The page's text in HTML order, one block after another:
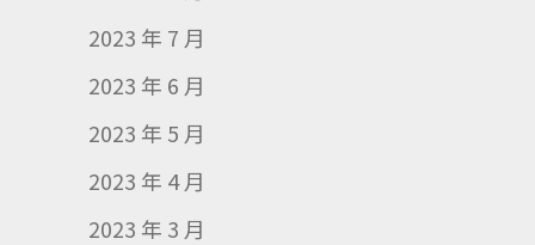
2023 年 7 月
2023 年 6 月
2023 年 5 月
2023 年 4 月
2023 年 3 月